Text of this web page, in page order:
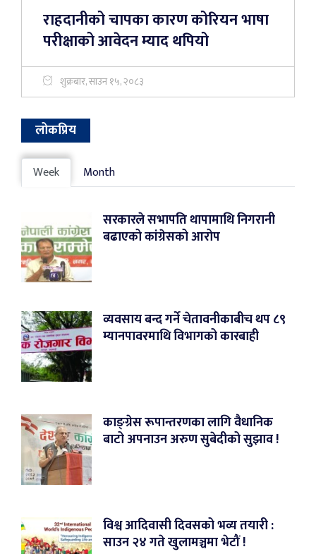
राहदानीको चापका कारण कोरियन भाषा
परीक्षाको आवेदन म्याद थपियो
शुक्रबार, साउन १५, २०८३
लोकप्रिय
Week Month
सरकारले सभापति थापामाथि निगरानी
बढाएको कांग्रेसको आरोप
व्यवसाय बन्द गर्ने चेतावनीकाबीच थप ८९
म्यानपावरमाथि विभागको कारबाही
काङ्ग्रेस रूपान्तरणका लागि वैधानिक
बाटो अपनाउन अरुण सुबेदीको सुझाव !
विश्व आदिवासी दिवसको भव्य तयारी :
साउन २४ गते खुलामञ्चमा भेटौं !